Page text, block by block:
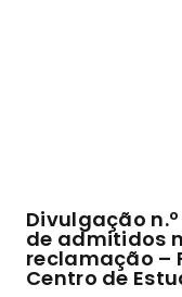
Divulgação
de admitidos
reclamação –
Centro de